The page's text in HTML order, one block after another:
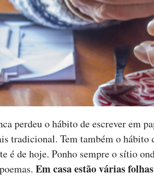
perdeu o hábito de escrever em
tradicional. Tem também o hábito
é de hoje. Ponho sempre o sítio
Em casa estão várias